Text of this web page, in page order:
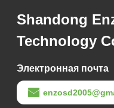
Shandong
Technology
Электронная почта